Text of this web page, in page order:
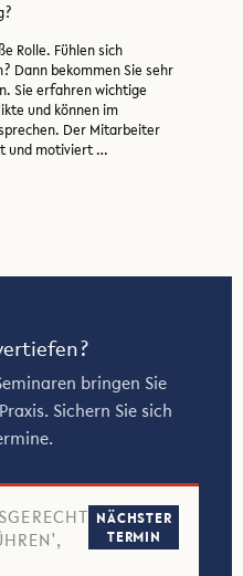
Rolle. Fühlen sich
Dann bekommen Sie sehr
Sie erfahren wichtige
und können im
Der Mitarbeiter
und motiviert …
bringen Sie
Sichern Sie sich
NÄCHSTER
TERMIN